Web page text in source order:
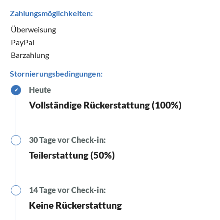
Zahlungsmöglichkeiten:
Überweisung
PayPal
Barzahlung
Stornierungsbedingungen:
✔ Heute
Vollständige Rückerstattung (100%)
30 Tage vor Check-in:
Teilerstattung (50%)
14 Tage vor Check-in:
Keine Rückerstattung